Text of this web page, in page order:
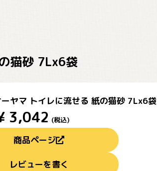
猫砂 7Lx6袋
ヤマ トイレに流せる 紙の猫砂 7Lx6袋
3,042 (税込)
商品ページ
レビューを書く